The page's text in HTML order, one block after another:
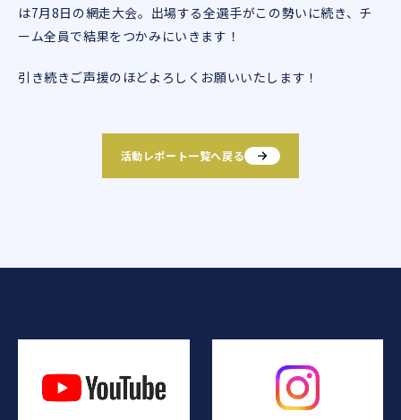
は7月8日の網走大会。出場する全選手がこの勢いに続き、チ
ーム全員で結果をつかみにいきます！
引き続きご声援のほどよろしくお願いいたします！
活動レポート一覧へ戻る